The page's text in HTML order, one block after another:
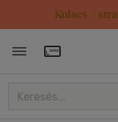
Kulacs /